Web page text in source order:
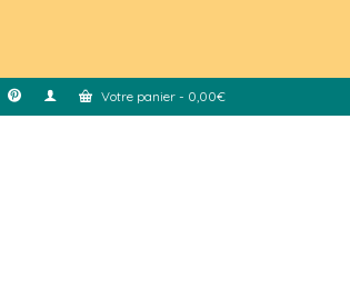
Votre panier - 0,00€